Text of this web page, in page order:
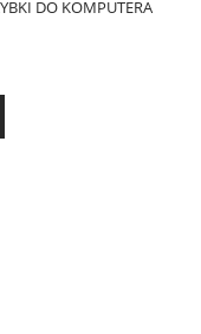
DO KOMPUTERA